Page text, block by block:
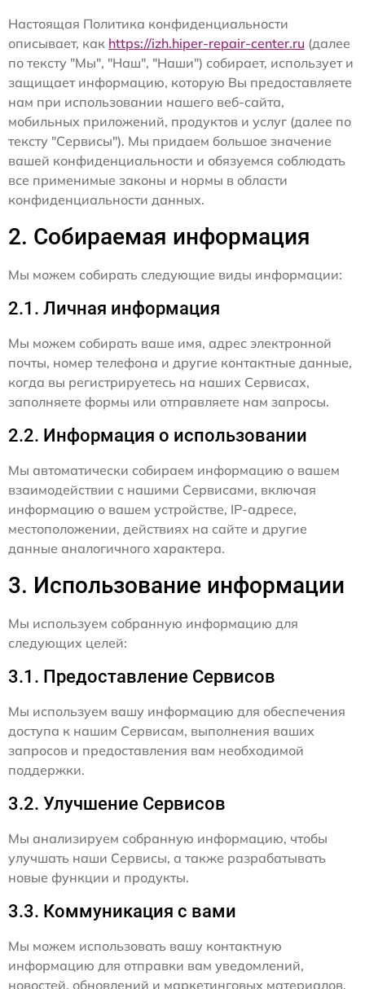
Настоящая Политика конфиденциальности
описывает, как https://izh.hiper-repair-center.ru (далее
по тексту "Мы", "Наш", "Наши") собирает, использует и
защищает информацию, которую Вы предоставляете
нам при использовании нашего веб-сайта,
мобильных приложений, продуктов и услуг (далее по
тексту "Сервисы"). Мы придаем большое значение
вашей конфиденциальности и обязуемся соблюдать
все применимые законы и нормы в области
конфиденциальности данных.
2. Собираемая информация
Мы можем собирать следующие виды информации:
2.1. Личная информация
Мы можем собирать ваше имя, адрес электронной
почты, номер телефона и другие контактные данные,
когда вы регистрируетесь на наших Сервисах,
заполняете формы или отправляете нам запросы.
2.2. Информация о использовании
Мы автоматически собираем информацию о вашем
взаимодействии с нашими Сервисами, включая
информацию о вашем устройстве, IP-адресе,
местоположении, действиях на сайте и другие
данные аналогичного характера.
3. Использование информации
Мы используем собранную информацию для
следующих целей:
3.1. Предоставление Сервисов
Мы используем вашу информацию для обеспечения
доступа к нашим Сервисам, выполнения ваших
запросов и предоставления вам необходимой
поддержки.
3.2. Улучшение Сервисов
Мы анализируем собранную информацию, чтобы
улучшать наши Сервисы, а также разрабатывать
новые функции и продукты.
3.3. Коммуникация с вами
Мы можем использовать вашу контактную
информацию для отправки вам уведомлений,
новостей, обновлений и маркетинговых материалов,